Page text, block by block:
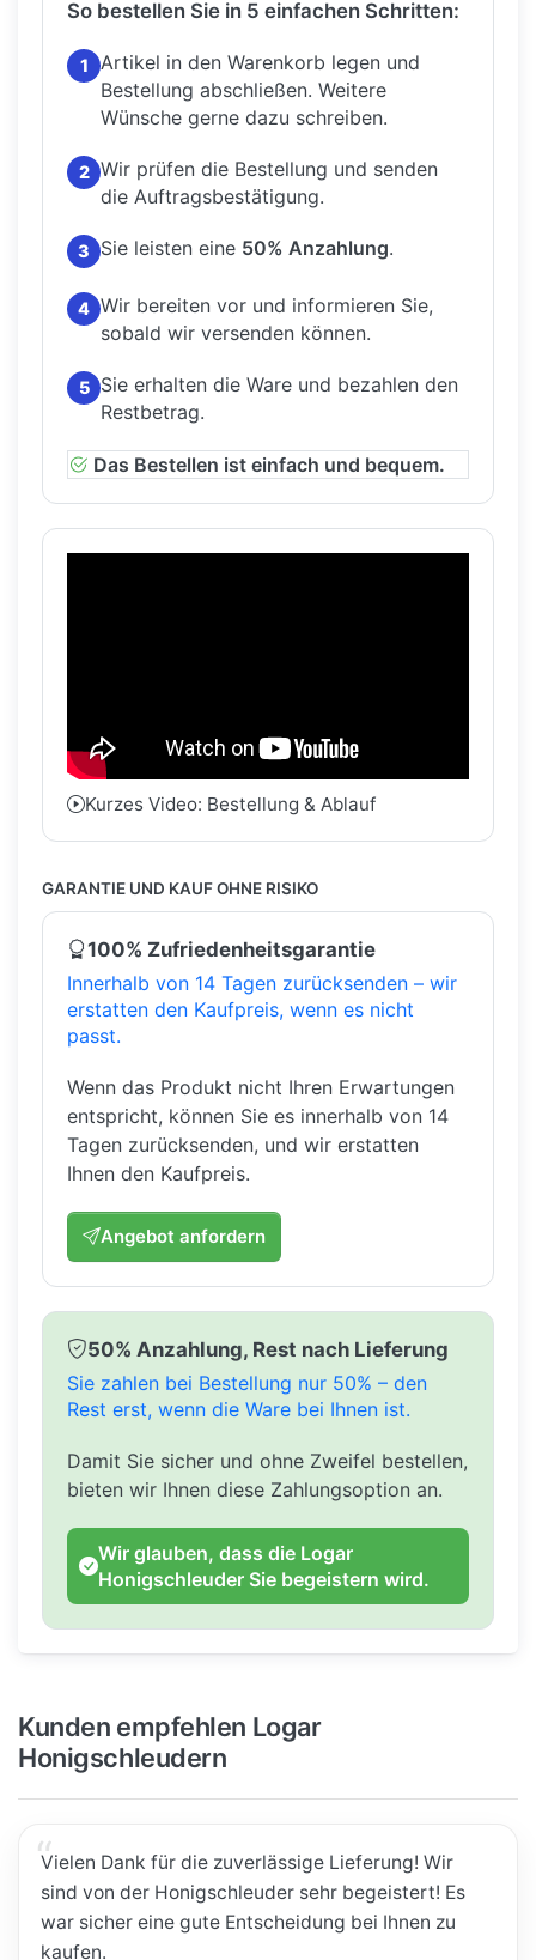
So bestellen Sie in 5 einfachen Schritten:
1
Artikel in den Warenkorb legen und
Bestellung abschließen. Weitere
Wünsche gerne dazu schreiben.
2 Wir prüfen die Bestellung und senden
die Auftragsbestätigung.
3 Sie leisten eine 50% Anzahlung.
4 Wir bereiten vor und informieren Sie,
sobald wir versenden können.
5
Sie erhalten die Ware und bezahlen den
Restbetrag.
Das Bestellen ist einfach und bequem.
Kurzes Video: Bestellung & Ablauf
GARANTIE UND KAUF OHNE RISIKO
100% Zufriedenheitsgarantie
Innerhalb von 14 Tagen zurücksenden – wir
erstatten den Kaufpreis, wenn es nicht
passt.
Wenn das Produkt nicht Ihren Erwartungen
entspricht, können Sie es innerhalb von 14
Tagen zurücksenden, und wir erstatten
Ihnen den Kaufpreis.
Angebot anfordern
50% Anzahlung, Rest nach Lieferung
Sie zahlen bei Bestellung nur 50% – den
Rest erst, wenn die Ware bei Ihnen ist.
Damit Sie sicher und ohne Zweifel bestellen,
bieten wir Ihnen diese Zahlungsoption an.
Wir glauben, dass die Logar
Honigschleuder Sie begeistern wird.
Kunden empfehlen Logar
Honigschleudern
Vielen Dank für die zuverlässige Lieferung! Wir
sind von der Honigschleuder sehr begeistert! Es
war sicher eine gute Entscheidung bei Ihnen zu
kaufen.